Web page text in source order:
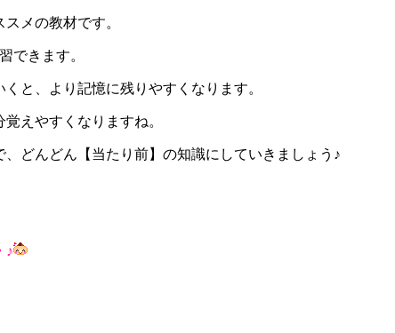
メの教材です。
できます。
と、より記憶に残りやすくなります。
えやすくなりますね。
どんどん【当たり前】の知識にしていきましょう♪
♪